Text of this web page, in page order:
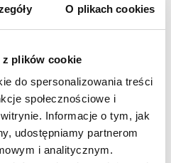
O plikach cookies
plików cookie
do spersonalizowania treści
społecznościowe i
Informacje o tym, jak
udostępniamy partnerom
i analitycznym.
To co odróżnia ją od
to:
są magnetyczne, przez co
do konstrukcji
się zawieszki